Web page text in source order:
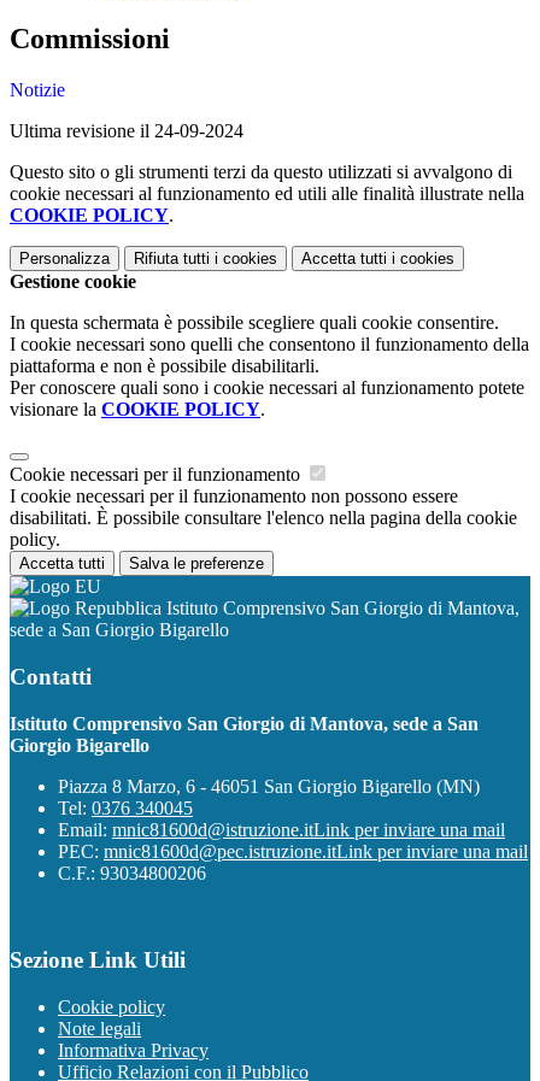
Commissioni
Notizie
Ultima revisione il 24-09-2024
Questo sito o gli strumenti terzi da questo utilizzati si avvalgono di
cookie necessari al funzionamento ed utili alle finalità illustrate nella
COOKIE POLICY.
Personalizza Rifiuta tutti i cookies Accetta tutti i cookies
Gestione cookie
In questa schermata è possibile scegliere quali cookie consentire.
I cookie necessari sono quelli che consentono il funzionamento della
piattaforma e non è possibile disabilitarli.
Per conoscere quali sono i cookie necessari al funzionamento potete
visionare la COOKIE POLICY.
Cookie necessari per il funzionamento
I cookie necessari per il funzionamento non possono essere
disabilitati. È possibile consultare l'elenco nella pagina della cookie
policy.
Accetta tutti Salva le preferenze
Istituto Comprensivo San Giorgio di Mantova,
sede a San Giorgio Bigarello
Contatti
Istituto Comprensivo San Giorgio di Mantova, sede a San
Giorgio Bigarello
Piazza 8 Marzo, 6 - 46051 San Giorgio Bigarello (MN)
Tel: 0376 340045
Email: mnic81600d@istruzione.itLink per inviare una mail
PEC: mnic81600d@pec.istruzione.itLink per inviare una mail
C.F.: 93034800206
Sezione Link Utili
Cookie policy
Note legali
Informativa Privacy
Ufficio Relazioni con il Pubblico